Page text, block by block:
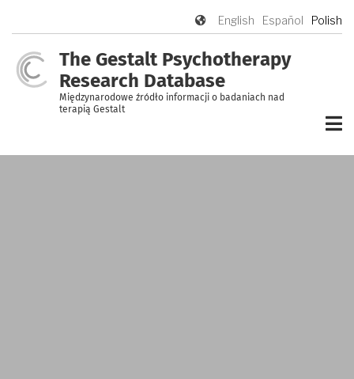
English Español Polish
The Gestalt Psychotherapy
Research Database
Międzynarodowe źródło informacji o badaniach nad
terapią Gestalt